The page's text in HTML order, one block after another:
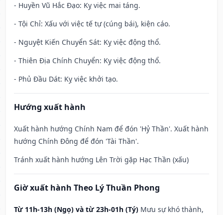
- Huyền Vũ Hắc Đạo: Kỵ việc mai táng.
- Tội Chỉ: Xấu với việc tế tự (cúng bái), kiện cáo.
- Nguyệt Kiến Chuyển Sát: Kỵ việc động thổ.
- Thiên Địa Chính Chuyển: Kỵ việc động thổ.
- Phủ Đầu Dát: Kỵ việc khởi tạo.
Hướng xuất hành
Xuất hành hướng Chính Nam để đón 'Hỷ Thần'. Xuất hành
hướng Chính Đông để đón 'Tài Thần'.
Tránh xuất hành hướng Lên Trời gặp Hạc Thần (xấu)
Giờ xuất hành Theo Lý Thuần Phong
Từ 11h-13h (Ngọ) và từ 23h-01h (Tý) Mưu sự khó thành,